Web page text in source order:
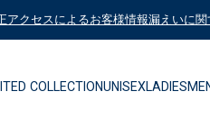
アクセスによるお客様情報漏えいに
COLLECTIONUNISEXLADIES